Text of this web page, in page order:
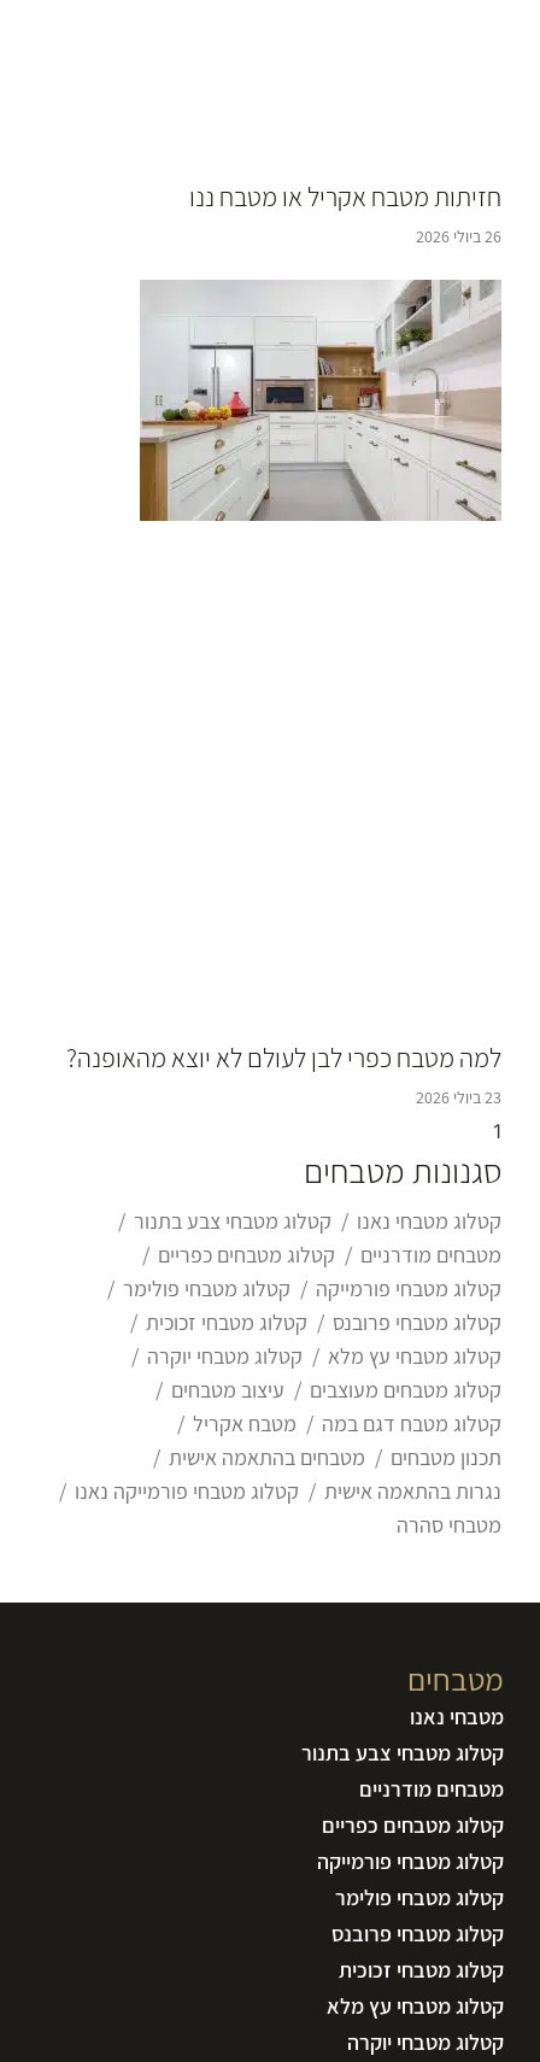
חזיתות מטבח אקריל או מטבח ננו
26 ביולי 2026
למה מטבח כפרי לבן לעולם לא יוצא מהאופנה?
23 ביולי 2026
סגנונות מטבחים
קטלוג מטבחי נאנו
קטלוג מטבחי צבע בתנור
מטבחים מודרניים
קטלוג מטבחים כפריים
קטלוג מטבחי פורמייקה
קטלוג מטבחי פולימר
קטלוג מטבחי פרובנס
קטלוג מטבחי זכוכית
קטלוג מטבחי עץ מלא
קטלוג מטבחי יוקרה
קטלוג מטבחים מעוצבים
עיצוב מטבחים
קטלוג מטבח דגם במה
מטבח אקריל
תכנון מטבחים
מטבחים בהתאמה אישית
נגרות בהתאמה אישית
קטלוג מטבחי פורמייקה נאנו
מטבחי סהרה
מטבחים
מטבחי נאנו
קטלוג מטבחי צבע בתנור
מטבחים מודרניים
קטלוג מטבחים כפריים
קטלוג מטבחי פורמייקה
קטלוג מטבחי פולימר
קטלוג מטבחי פרובנס
קטלוג מטבחי זכוכית
קטלוג מטבחי עץ מלא
קטלוג מטבחי יוקרה